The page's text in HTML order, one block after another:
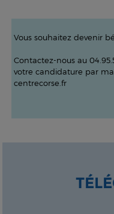
Vous souhaitez devenir
Contactez-nous au
votre candidature par
centrecorse.fr